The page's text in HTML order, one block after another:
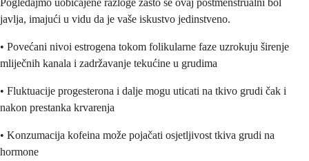
Pogledajmo uobičajene razloge zašto se ovaj postmenstrualni bol
javlja, imajući u vidu da je vaše iskustvo jedinstveno.
• Povećani nivoi estrogena tokom folikularne faze uzrokuju širenje
mliječnih kanala i zadržavanje tekućine u grudima
• Fluktuacije progesterona i dalje mogu uticati na tkivo grudi čak i
nakon prestanka krvarenja
• Konzumacija kofeina može pojačati osjetljivost tkiva grudi na
hormone